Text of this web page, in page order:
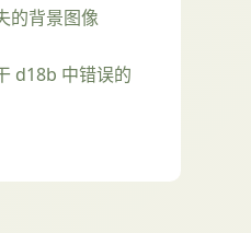
的背景图像
d18b 中错误的